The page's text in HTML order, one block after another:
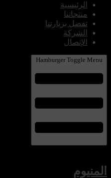
الرئيسية
منتجاتنا
تفضل بزيارتنا
الشركة
الإتصال
Hamburger Toggle Menu
المنيوم